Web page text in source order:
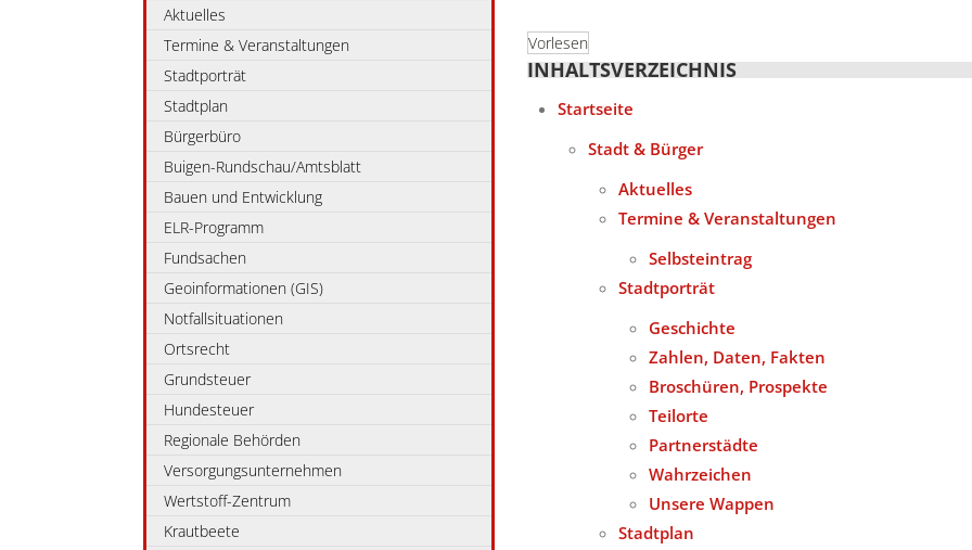
Aktuelles
Termine & Veranstaltungen
Stadtporträt
Stadtplan
Bürgerbüro
Buigen-Rundschau/Amtsblatt
Bauen und Entwicklung
ELR-Programm
Fundsachen
Geoinformationen (GIS)
Notfallsituationen
Ortsrecht
Grundsteuer
Hundesteuer
Regionale Behörden
Versorgungsunternehmen
Wertstoff-Zentrum
Krautbeete
Vorlesen
INHALTSVERZEICHNIS
Startseite
Stadt & Bürger
Aktuelles
Termine & Veranstaltungen
Selbsteintrag
Stadtporträt
Geschichte
Zahlen, Daten, Fakten
Broschüren, Prospekte
Teilorte
Partnerstädte
Wahrzeichen
Unsere Wappen
Stadtplan